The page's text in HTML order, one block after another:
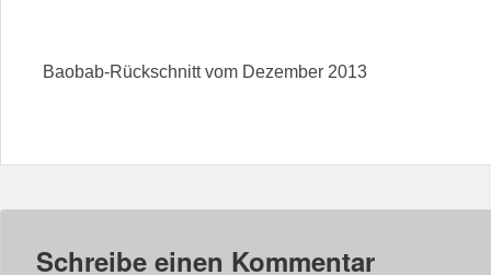
Baobab-Rückschnitt vom Dezember 2013
Schreibe einen Kommentar